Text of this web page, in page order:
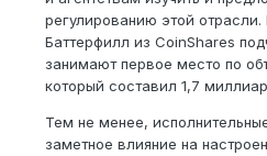
регулированию этой
Баттерфилл из CoinShares
занимают первое место по
который составил 1,7
Тем не менее,
заметное влияние на